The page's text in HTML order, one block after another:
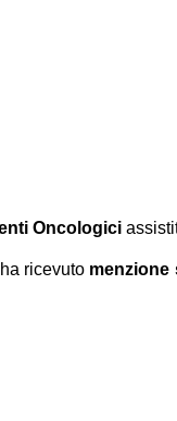
Oncologici
ricevuto menzione